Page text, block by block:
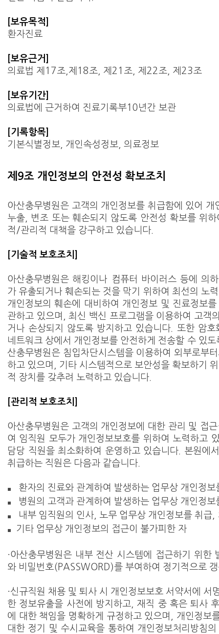
[보유목적]
환자진료
[보유근거]
의료법 제17조,제18조, 제21조, 제22조, 제23조
[보유기간]
의료법에 근거하여 진료기록부10년간 보관
[기록항목]
기본식별정보, 개인속성정보, 의료정보
제9조 개인정보의 안전성 확보조치
아산충무병원은 고객의 개인정보를 취급함에 있어 개
누출, 변조 또는 훼손되지 않도록 안전성 확보를 위
적/관리적 대책을 강구하고 있습니다.
[기술적 보호조치]
아산충무병원은 해킹이나 컴퓨터 바이러스 등에 의
가 유출되거나 훼손되는 것을 막기 위하여 최선의 노
개인정보의 훼손에 대비하여 개인정보 및 진료정보
관하고 있으며, 최신 백신 프로그램을 이용하여 고객
거나 손상되지 않도록 방지하고 있습니다. 또한 암
네트워크 상에서 개인정보를 안전하게 전송할 수 있
산충무병원은 침입차단시스템을 이용하여 외부로부
하고 있으며, 기타 시스템적으로 보안성을 확보하기
적 장치를 갖추려 노력하고 있습니다.
[관리적 보호조치]
아산충무병원은 고객의 개인정보에 대한 관리 및 접
여 임직원 모두가 개인정보보호를 위하여 노력하고
담당 직원을 최소화하여 운영하고 있습니다. 본원에
취급하는 직원은 다음과 같습니다.
■ 환자의 진료와 관계하여 발생하는 업무상 개인정
■ 병원의 고객과 관계하여 발생하는 업무상 개인정
■ 내부 임직원의 인사, 노무 업무상 개인정보를 취급,
■ 기타 업무상 개인정보의 접근이 불가피한 자
·아산충무병원은 내부 전산 시스템에 접근하기 위한
와 비밀번호(PASSWORD)를 부여하여 정기적으로
·신규직원 채용 및 퇴사 시 개인정보보호 서약서에 서
한 정보유출을 사전에 방지하고, 재직 중 혹은 퇴사
에 대한 책임을 명확하게 규정하고 있으며, 개인정보
대한 정기 및 수시교육을 통하여 개인정보처리방침